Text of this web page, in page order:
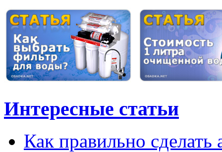
Интересные статьи
Как правильно сделать